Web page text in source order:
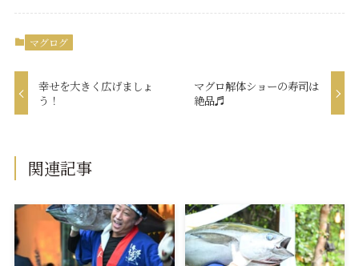
マグログ
幸せを大きく広げましょ
う！
マグロ解体ショーの寿司は
絶品♬
関連記事